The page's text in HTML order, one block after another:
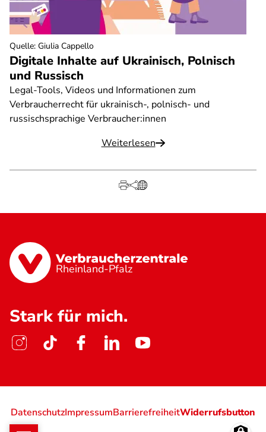
Digitale Inhalte auf Ukrainisch, Polnisch
und Russisch
Legal-Tools, Videos und Informationen zum
Verbraucherrecht für ukrainisch-, polnisch- und
russischsprachige Verbraucher:innen
Weiterlesen
Quelle: Giulia Cappello
Rheinland-Pfalz
Stark für mich.
DatenschutzImpressumBarrierefreiheitWiderrufsbutton